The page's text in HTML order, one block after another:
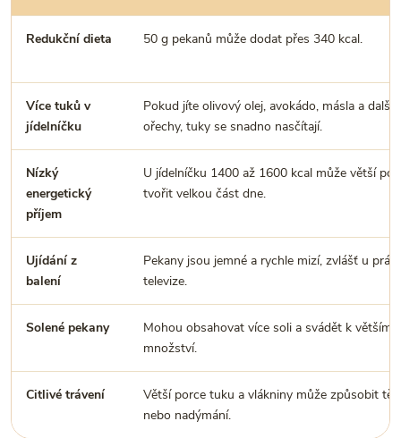
Redukční dieta 50 g pekanů může dodat přes 340 kcal.
Více tuků v
jídelníčku
Pokud jíte olivový olej, avokádo, másla a další
ořechy, tuky se snadno nasčítají.
Nízký
energetický
příjem
U jídelníčku 1400 až 1600 kcal může větší
tvořit velkou část dne.
Ujídání z
balení
Pekany jsou jemné a rychle mizí, zvlášť u
televize.
Solené pekany
Mohou obsahovat více soli a svádět k většímu
množství.
Citlivé trávení
Větší porce tuku a vlákniny může způsobit
nebo nadýmání.